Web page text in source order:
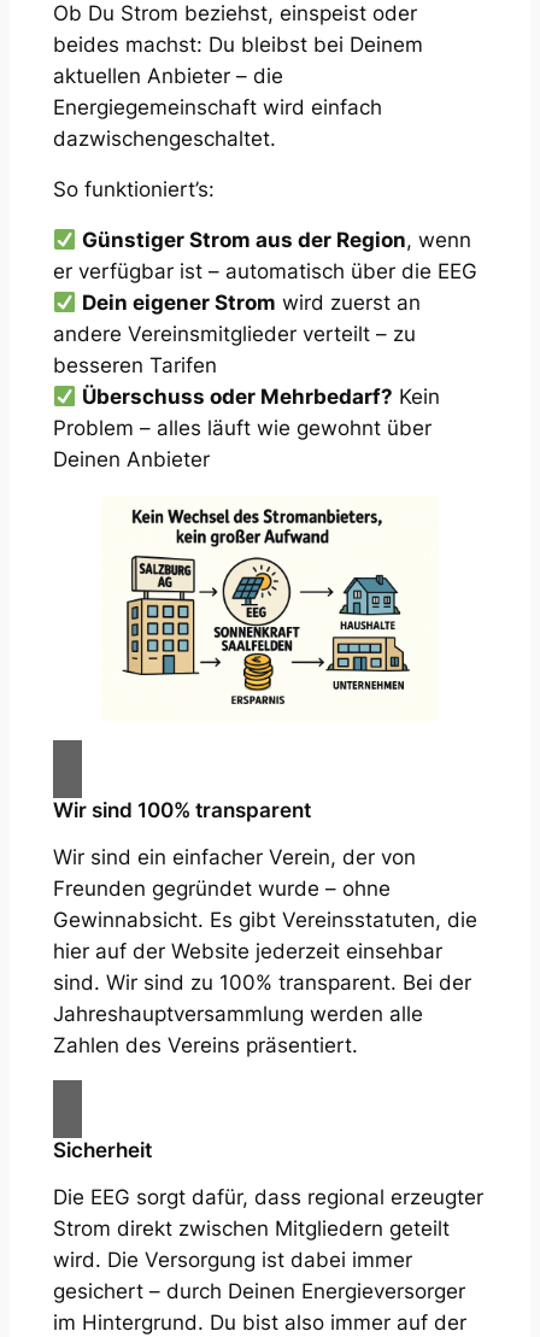
Ob Du Strom beziehst, einspeist oder
beides machst: Du bleibst bei Deinem
aktuellen Anbieter – die
Energiegemeinschaft wird einfach
dazwischengeschaltet.
So funktioniert’s:
Günstiger Strom aus der Region, wenn
er verfügbar ist – automatisch über die EEG
Dein eigener Strom wird zuerst an
andere Vereinsmitglieder verteilt – zu
besseren Tarifen
Überschuss oder Mehrbedarf? Kein
Problem – alles läuft wie gewohnt über
Deinen Anbieter
Wir sind 100% transparent
Wir sind ein einfacher Verein, der von
Freunden gegründet wurde – ohne
Gewinnabsicht. Es gibt Vereinsstatuten, die
hier auf der Website jederzeit einsehbar
sind. Wir sind zu 100% transparent. Bei der
Jahreshauptversammlung werden alle
Zahlen des Vereins präsentiert.
Sicherheit
Die EEG sorgt dafür, dass regional erzeugter
Strom direkt zwischen Mitgliedern geteilt
wird. Die Versorgung ist dabei immer
gesichert – durch Deinen Energieversorger
im Hintergrund. Du bist also immer auf der